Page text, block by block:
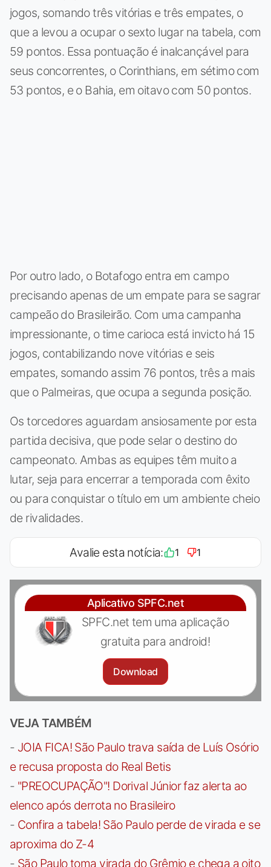
jogos, somando três vitórias e três empates, o
que a levou a ocupar o sexto lugar na tabela, com
59 pontos. Essa pontuação é inalcançável para
seus concorrentes, o Corinthians, em sétimo com
53 pontos, e o Bahia, em oitavo com 50 pontos.
Por outro lado, o Botafogo entra em campo
precisando apenas de um empate para se sagrar
campeão do Brasileirão. Com uma campanha
impressionante, o time carioca está invicto há 15
jogos, contabilizando nove vitórias e seis
empates, somando assim 76 pontos, três a mais
que o Palmeiras, que ocupa a segunda posição.
Os torcedores aguardam ansiosamente por esta
partida decisiva, que pode selar o destino do
campeonato. Ambas as equipes têm muito a
lutar, seja para encerrar a temporada com êxito
ou para conquistar o título em um ambiente cheio
de rivalidades.
Avalie esta notícia: 1 1
Aplicativo SPFC.net
SPFC.net tem uma aplicação
gratuita para android!
Download
VEJA TAMBÉM
- JOIA FICA! São Paulo trava saída de Luís Osório
e recusa proposta do Real Betis
- "PREOCUPAÇÃO"! Dorival Júnior faz alerta ao
elenco após derrota no Brasileiro
- Confira a tabela! São Paulo perde de virada e se
aproxima do Z-4
- São Paulo toma virada do Grêmio e chega a oito